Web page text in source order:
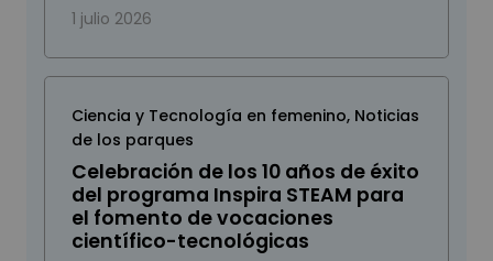
1 julio 2026
Ciencia y Tecnología en femenino, Noticias
de los parques
Celebración de los 10 años de éxito
del programa Inspira STEAM para
el fomento de vocaciones
científico-tecnológicas